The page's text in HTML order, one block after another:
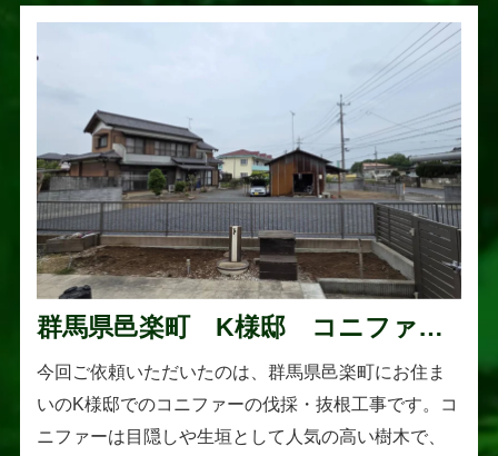
群馬県邑楽町 K様邸 コニファー
伐採・抜根工事
今回ご依頼いただいたのは、群馬県邑楽町にお住ま
いのK様邸でのコニファーの伐採・抜根工事です。コ
ニファーは目隠しや生垣として人気の高い樹木で、